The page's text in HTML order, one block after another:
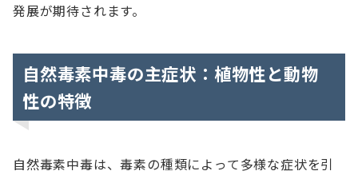
発展が期待されます。
自然毒素中毒の主症状：植物性と動物
性の特徴
自然毒素中毒は、毒素の種類によって多様な症状を引